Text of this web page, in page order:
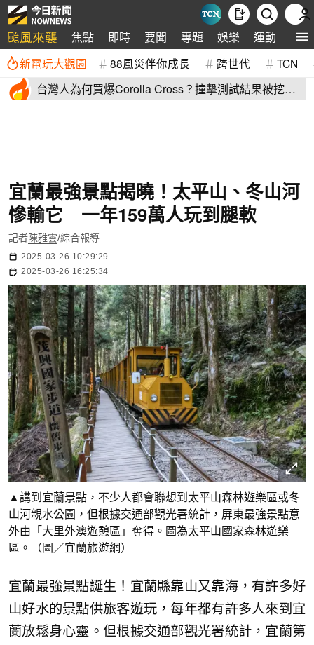
颱風來襲 焦點 即時 要聞 專題 娛樂 運動 全球
新電玩大觀園 88風災伴你成長 跨世代 TCN
台灣人為何買爆Corolla Cross？撞擊測試結果被挖
宜蘭最強景點揭曉！太平山、冬山河
慘輸它 一年159萬人玩到腿軟
記者陳雅雲/綜合報導
2025-03-26 10:29:29
2025-03-26 16:25:34
▲講到宜蘭景點，不少人都會聯想到太平山森林遊樂區或冬
山河親水公園，但根據交通部觀光署統計，屏東最強景點意
外由「大里外澳遊憩區」奪得。圖為太平山國家森林遊樂
區。（圖／宜蘭旅遊網）
宜蘭最強景點誕生！宜蘭縣靠山又靠海，有許多好
山好水的景點供旅客遊玩，每年都有許多人來到宜
蘭放鬆身心靈。但根據交通部觀光署統計，宜蘭第